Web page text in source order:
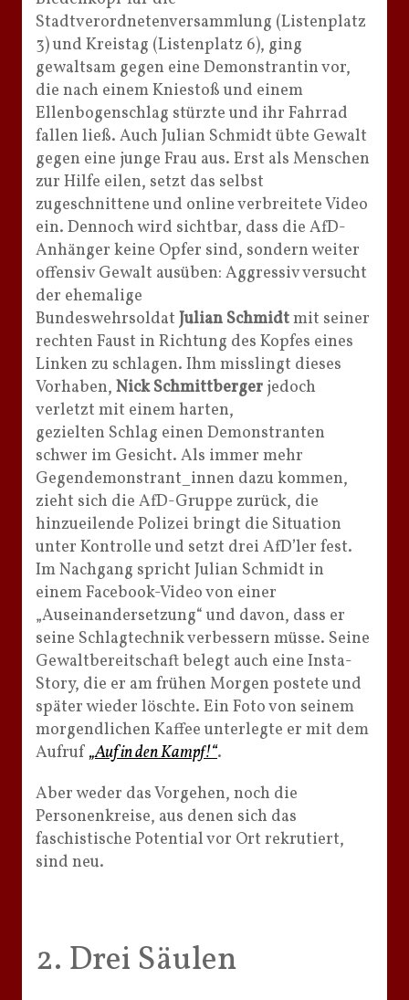
Stadtverordnetenversammlung (Listenplatz
3) und Kreistag (Listenplatz 6), ging
gewaltsam gegen eine Demonstrantin vor,
die nach einem Kniestoß und einem
Ellenbogenschlag stürzte und ihr Fahrrad
fallen ließ. Auch Julian Schmidt übte Gewalt
gegen eine junge Frau aus. Erst als Menschen
zur Hilfe eilen, setzt das selbst
zugeschnittene und online verbreitete Video
ein. Dennoch wird sichtbar, dass die AfD-
Anhänger keine Opfer sind, sondern weiter
offensiv Gewalt ausüben: Aggressiv versucht
der ehemalige
Bundeswehrsoldat Julian Schmidtmit seiner
rechten Faust in Richtung des Kopfes eines
Linken zu schlagen. Ihm misslingt dieses
Vorhaben, Nick Schmittberger jedoch
verletzt mit einem harten,
gezielten Schlag einen Demonstranten
schwer im Gesicht. Als immer mehr
Gegendemonstrant_innen dazu kommen,
zieht sich die AfD-Gruppe zurück, die
hinzueilende Polizei bringt die Situation
unter Kontrolle und setzt drei AfD’ler fest.
Im Nachgang spricht Julian Schmidt in
einem Facebook-Video von einer
„Auseinandersetzung“ und davon, dass er
seine Schlagtechnik verbessern müsse. Seine
Gewaltbereitschaft belegt auch eine Insta-
Story, die er am frühen Morgen postete und
später wieder löschte. Ein Foto von seinem
morgendlichen Kaffee unterlegte er mit dem
Aufruf„Auf in den Kampf!“.
Aber weder das Vorgehen, noch die
Personenkreise, aus denen sich das
faschistische Potential vor Ort rekrutiert,
sind neu.
2. Drei Säulen